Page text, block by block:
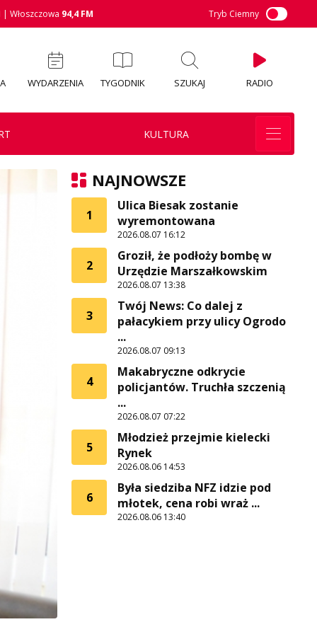
| Włoszczowa 94,4 FM Tryb Ciemny
WYDARZENIA TYGODNIK SZUKAJ RADIO
KULTURA
NAJNOWSZE
1
Ulica Biesak zostanie
wyremontowana
2026.08.07 16:12
2
Groził, że podłoży bombę w
Urzędzie Marszałkowskim
2026.08.07 13:38
3
Twój News: Co dalej z
pałacykiem przy ulicy Ogrodo
...
2026.08.07 09:13
4
Makabryczne odkrycie
policjantów. Truchła szczenią
...
2026.08.07 07:22
5
Młodzież przejmie kielecki
Rynek
2026.08.06 14:53
6
Była siedziba NFZ idzie pod
młotek, cena robi wraż ...
2026.08.06 13:40